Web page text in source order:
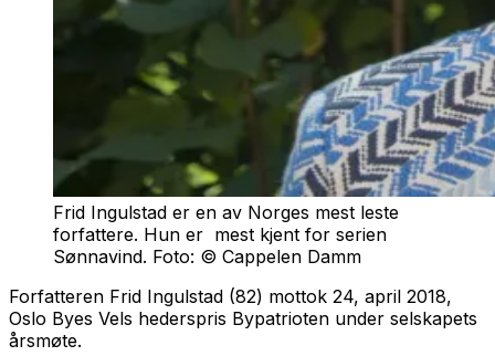
Frid Ingulstad er en av Norges mest leste
forfattere. Hun er mest kjent for serien
Sønnavind. Foto: © Cappelen Damm
Forfatteren Frid Ingulstad (82) mottok 24, april 2018,
Oslo Byes Vels hederspris Bypatrioten under selskapets
årsmøte.